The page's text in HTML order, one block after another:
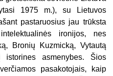
1975 m.), su Lietuvos
pastaruosius jau trūksta
ironijos, nes
Bronių Kuzmicką, Vytautą
asmenybes. Šios
pasakotojais, kaip